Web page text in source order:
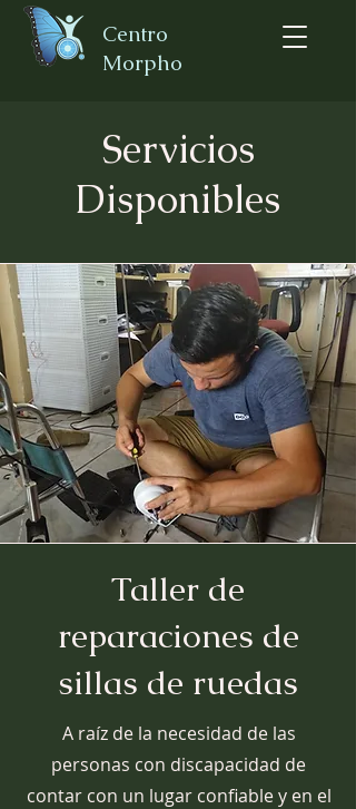
Centro
Morpho
Servicios
Disponibles
Taller de
reparaciones de
sillas de ruedas
A raíz de la necesidad de las
personas con discapacidad de
contar con un lugar confiable y en el